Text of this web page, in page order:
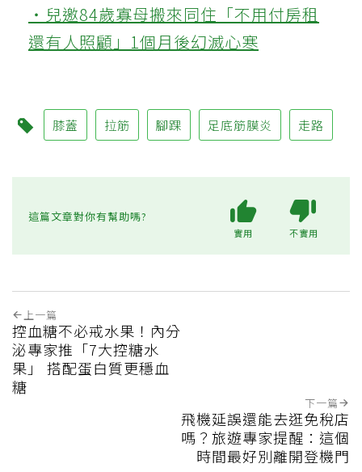
‧兒邀84歲寡母搬來同住「不用付房租
還有人照顧」1個月後幻滅心寒
膝蓋 拉筋 腳踝 足底筋膜炎 走路
這篇文章對你有幫助嗎?
實用 不實用
上一篇
控血糖不必戒水果！內分
泌專家推「7大控糖水
果」 搭配蛋白質更穩血
糖
下一篇
飛機延誤還能去逛免稅店
嗎？旅遊專家提醒：這個
時間最好別離開登機門